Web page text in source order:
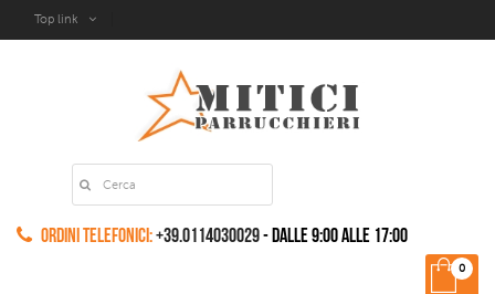
Top link
Ordini Telefonici:+39.0114030029- dalle 9:00 alle 17:00
0